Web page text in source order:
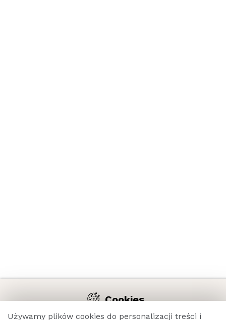
Używamy plików cookies do personalizacji treści i
Cookies
Używamy plików cookie na naszej stronie internetowej, aby